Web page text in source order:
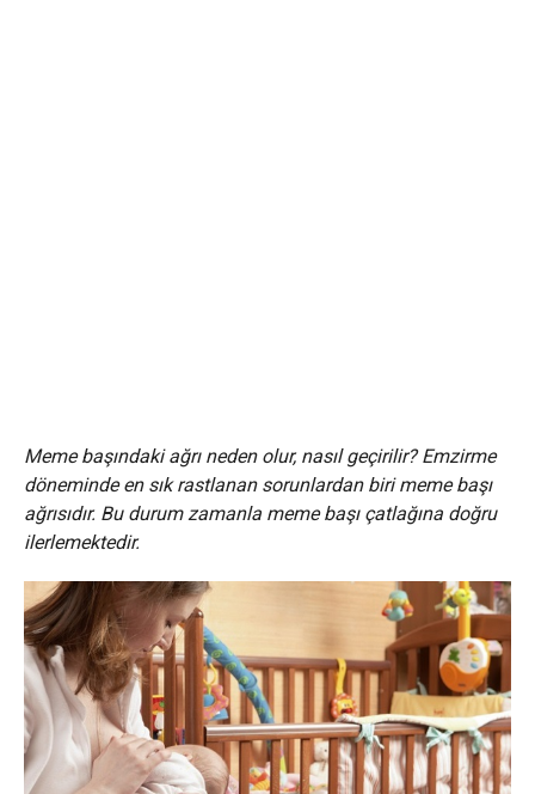
Meme başındaki ağrı neden olur, nasıl geçirilir? Emzirme
döneminde en sık rastlanan sorunlardan biri meme başı
ağrısıdır. Bu durum zamanla meme başı çatlağına doğru
ilerlemektedir.